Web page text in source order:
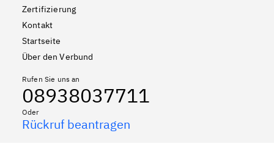
Zertifizierung
Kontakt
Startseite
Über den Verbund
Rufen Sie uns an
08938037711
Oder
Rückruf beantragen